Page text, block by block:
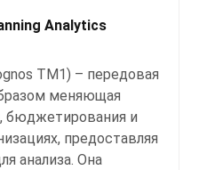
Analytics
TM1) – передовая
меняющая
бюджетирования и
предоставляя
анализа. Она